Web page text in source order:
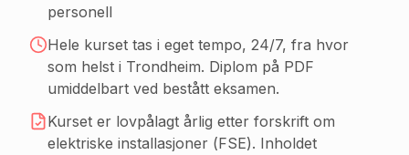
personell
Hele kurset tas i eget tempo, 24/7, fra hvor
som helst i Trondheim. Diplom på PDF
umiddelbart ved bestått eksamen.
Kurset er lovpålagt årlig etter forskrift om
elektriske installasjoner (FSE). Inholdet